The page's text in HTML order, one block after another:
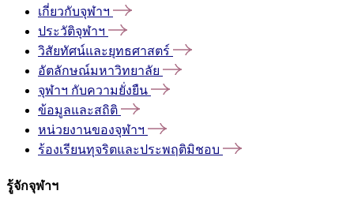
เกี่ยวกับจุฬาฯ
ประวัติจุฬาฯ
วิสัยทัศน์และยุทธศาสตร์
อัตลักษณ์มหาวิทยาลัย
จุฬาฯ กับความยั่งยืน
ข้อมูลและสถิติ
หน่วยงานของจุฬาฯ
ร้องเรียนทุจริตและประพฤติมิชอบ
รู้จักจุฬาฯ